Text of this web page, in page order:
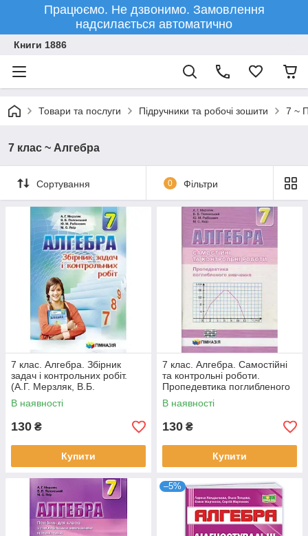
Працюємо. Не дзвонимо. Замовлення
надсилається автоматично
Книги 1886
Товари та послуги Підручники та робочі зошити 7 ~
7 клас ~ Алгебра
Сортування 0 Фільтри
7 клас. Алгебра. Збірник
задач і контрольних робіт.
(А.Г. Мерзляк, В.Б.
Полонський, Ю.М. Рабінович,
М.С.
В наявності
130 ₴
Купити
7 клас. Алгебра. Самостійні
та контрольні роботи.
Пропедевтика поглибленого
вивчення. (А.Г. Мерзляк, В.Б.
В наявності
130 ₴
Купити
–5%